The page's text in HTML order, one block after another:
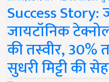
Success Story:
जायटॉनिक
की तस्वीर,
सुधरी मिट्टी की